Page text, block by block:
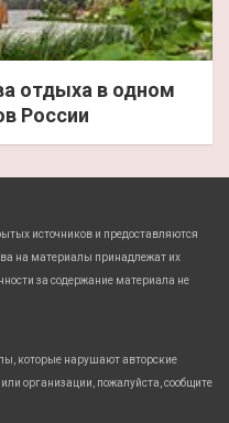
отдыха в одном
России
источников и предоставляются
на материалы принадлежат их
за содержание материала не
которые нарушают авторские
организации, пожалуйста, сообщите